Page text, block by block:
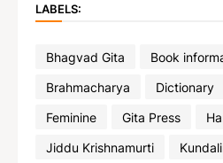
LABELS:
Bhagvad Gita
Book
Brahmacharya
Dictionary
Feminine
Gita Press
Jiddu Krishnamurti